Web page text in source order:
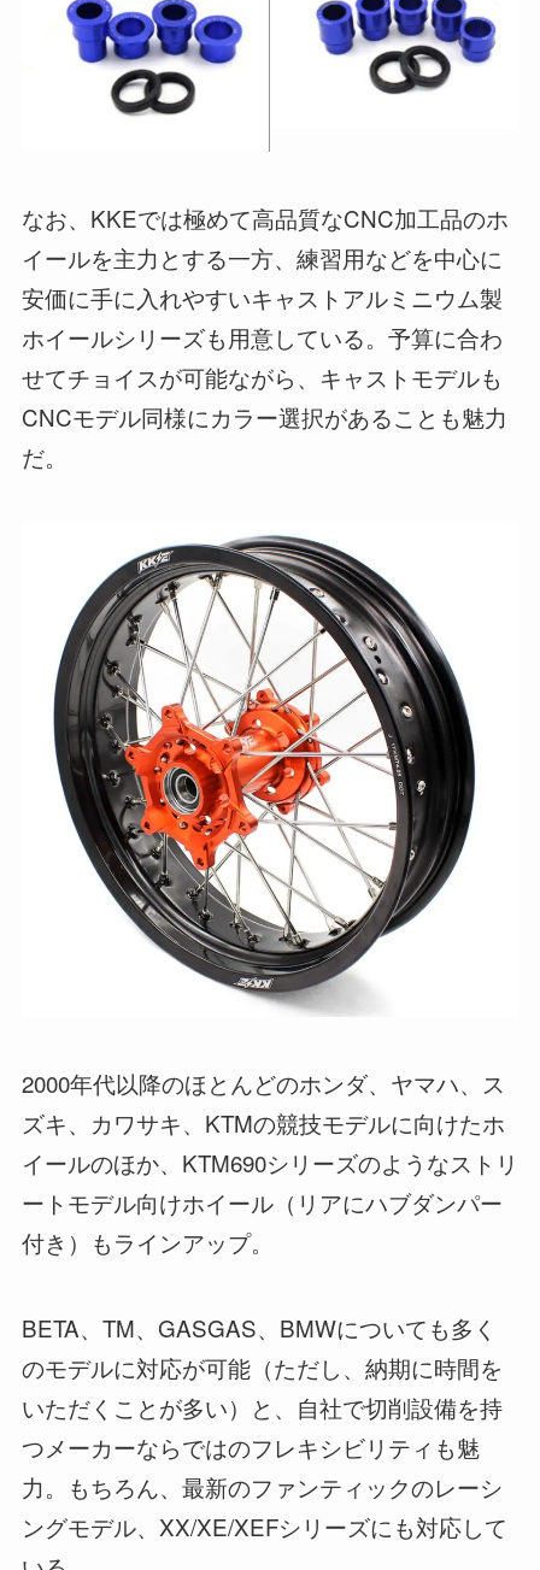
なお、KKEでは極めて高品質なCNC加工品のホ
イールを主力とする一方、練習用などを中心に
安価に手に入れやすいキャストアルミニウム製
ホイールシリーズも用意している。予算に合わ
せてチョイスが可能ながら、キャストモデルも
CNCモデル同様にカラー選択があることも魅力
だ。
2000年代以降のほとんどのホンダ、ヤマハ、ス
ズキ、カワサキ、KTMの競技モデルに向けたホ
イールのほか、KTM690シリーズのようなストリ
ートモデル向けホイール（リアにハブダンパー
付き）もラインアップ。
BETA、TM、GASGAS、BMWについても多く
のモデルに対応が可能（ただし、納期に時間を
いただくことが多い）と、自社で切削設備を持
つメーカーならではのフレキシビリティも魅
力。もちろん、最新のファンティックのレーシ
ングモデル、XX/XE/XEFシリーズにも対応して